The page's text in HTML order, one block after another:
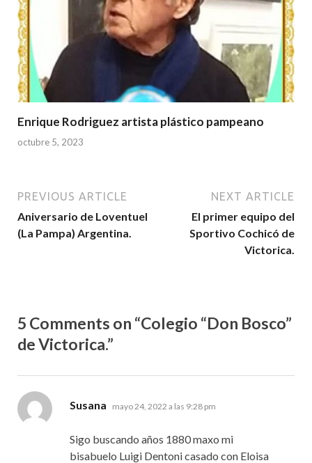
Enrique Rodriguez artista plástico pampeano
octubre 5, 2023
PREVIOUS ARTICLE
Aniversario de Loventuel
(La Pampa) Argentina.
NEXT ARTICLE
El primer equipo del
Sportivo Cochicó de
Victorica.
5 Comments on “Colegio “Don Bosco”
de Victorica.”
Susana mayo 24, 2022 a las 9:28 pm
Sigo buscando años 1880 maxo mi
bisabuelo Luigi Dentoni casado con Eloisa